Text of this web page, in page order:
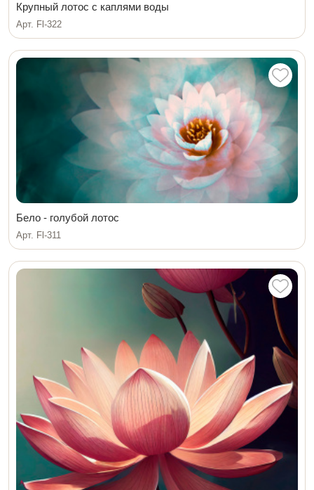
Крупный лотос с каплями воды
Арт. Fl-322
Бело - голубой лотос
Арт. Fl-311